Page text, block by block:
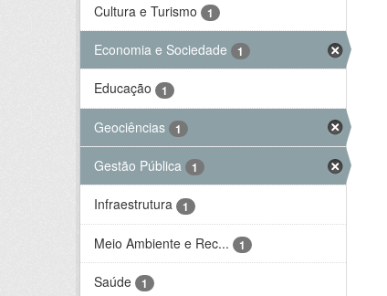
Cultura e Turismo 1
Economia e Sociedade 1
Educação 1
Geociências 1
Gestão Pública 1
Infraestrutura 1
Meio Ambiente e Rec... 1
Saúde 1